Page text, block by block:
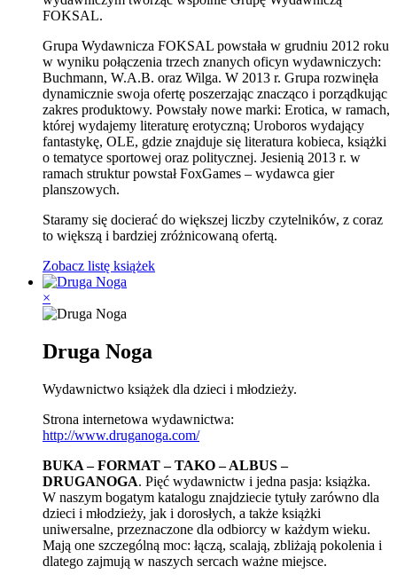
FOKSAL.
Grupa Wydawnicza FOKSAL powstała w grudniu 2012 roku
w wyniku połączenia trzech znanych oficyn wydawniczych:
Buchmann, W.A.B. oraz Wilga. W 2013 r. Grupa rozwinęła
dynamicznie swoja ofertę poszerzając znacząco i porządkując
zakres produktowy. Powstały nowe marki: Erotica, w ramach,
której wydajemy literaturę erotyczną; Uroboros wydający
fantastykę, OLE, gdzie znajduje się literatura kobieca, książki
o tematyce sportowej oraz politycznej. Jesienią 2013 r. w
ramach struktur powstał FoxGames – wydawca gier
planszowych.
Staramy się docierać do większej liczby czytelników, z coraz
to większą i bardziej zróżnicowaną ofertą.
Zobacz listę książek
×
Druga Noga
Wydawnictwo książek dla dzieci i młodzieży.
Strona internetowa wydawnictwa:
http://www.druganoga.com/
BUKA – FORMAT – TAKO – ALBUS –
DRUGANOGA. Pięć wydawnictw i jedna pasja: książka.
W naszym bogatym katalogu znajdziecie tytuły zarówno dla
dzieci i młodzieży, jak i dorosłych, a także książki
uniwersalne, przeznaczone dla odbiorcy w każdym wieku.
Mają one szczególną moc: łączą, scalają, zbliżają pokolenia i
dlatego zajmują w naszych sercach ważne miejsce.